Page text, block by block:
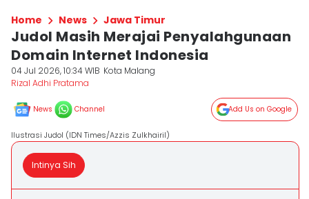
Home News Jawa Timur
Judol Masih Merajai Penyalahgunaan
Domain Internet Indonesia
04 Jul 2026, 10:34 WIB Kota Malang
Rizal Adhi Pratama
News Channel Add Us on Google
Ilustrasi Judol (IDN Times/Azzis Zulkhairil)
Intinya Sih